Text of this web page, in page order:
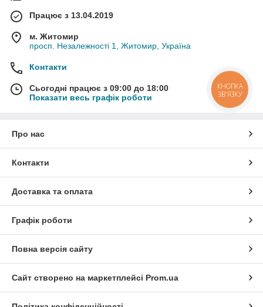
Працює з 13.04.2019
м. Житомир
просп. Незалежності 1, Житомир, Україна
Контакти
Сьогодні працює з 09:00 до 18:00
Показати весь графік роботи
Про нас
Контакти
Доставка та оплата
Графік роботи
Повна версія сайту
Сайт створено на маркетплейсі Prom.ua
КНОПКА
ЗВ'ЯЗКУ